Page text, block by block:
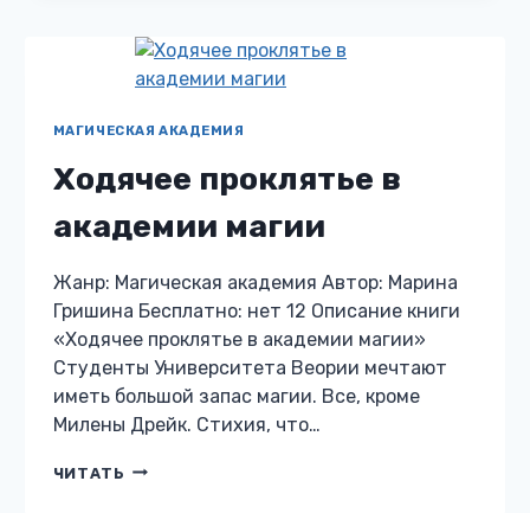
ВЫЖИВАНИЕ
МАГИЧЕСКАЯ АКАДЕМИЯ
Ходячее проклятье в
академии магии
Жанр: Магическая академия Автор: Марина
Гришина Бесплатно: нет 12 Описание книги
«Ходячее проклятье в академии магии»
Студенты Университета Веории мечтают
иметь большой запас магии. Все, кроме
Милены Дрейк. Стихия, что…
ЧИТАТЬ ХОДЯЧЕЕ